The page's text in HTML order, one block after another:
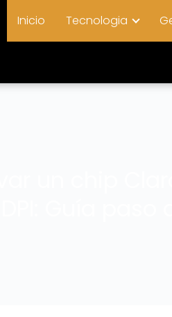
Inicio Tecnologia